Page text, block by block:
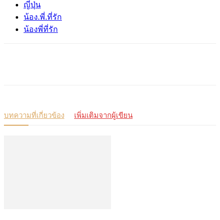
ญี่ปุ่น
น้อง.พี่.ที่รัก
น้องพี่ที่รัก
บทความที่เกี่ยวข้อง เพิ่มเติมจากผู้เขียน